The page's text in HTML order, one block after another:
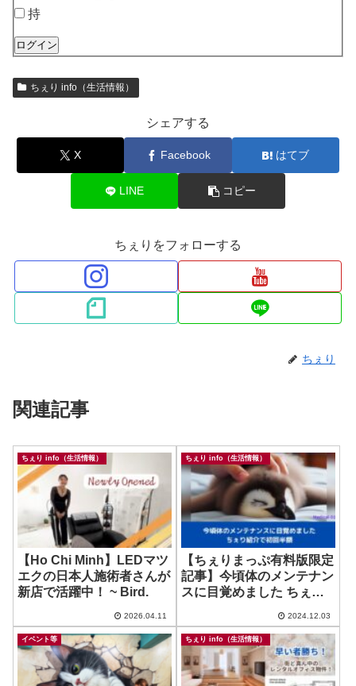
持
ログイン
ちぇり info（生活情報）
シェアする
X Facebook はてブ
LINE コピー
ちぇりをフォローする
ちぇり
関連記事
ちぇり info（生活情報）
【Ho Chi Minh】LEDマツ
エクの日本人施術者さんが
新店で活躍中！ ~ Bird.
2026.04.11
ちぇり info（生活情報）
【ちぇりまっぷ有料版限定
記事】今頃体のメンテナン
スに目覚めました ちぇり
2024.12.03
イベント等 ちぇり info（生活情報）